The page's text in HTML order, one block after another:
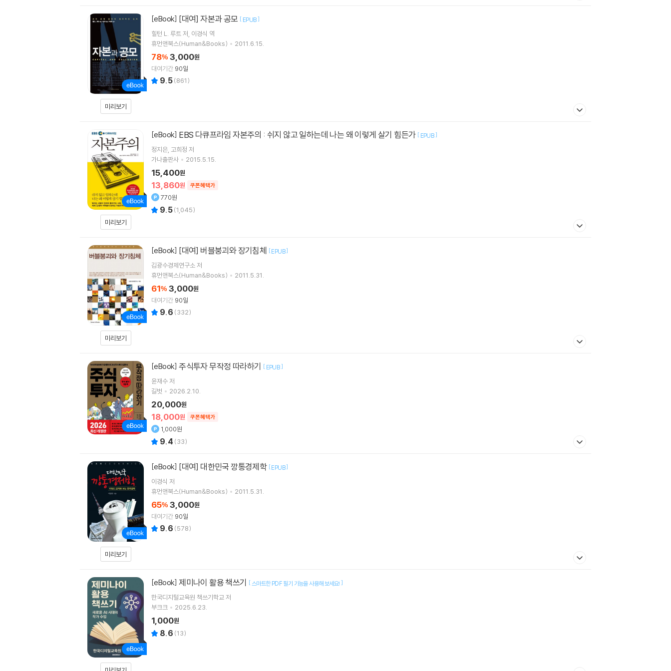
미리보기
[eBook] [대여] 자본과 공모 [ EPUB]
힐턴 L. 루트저 이경식 역
휴먼앤북스(Human&Books)
2011.6.15.
78% 3,000원
대여기간 90일
9.5(861)
미리보기
[eBook] EBS 다큐프라임 자본주의 : 쉬지 않고 일하는데 나는 왜 이렇게 살기 힘든가 [ EPUB]
정지은 고희정 저
가나출판사
2015.5.15.
13,860원 쿠폰혜택가
15,400원
770원
9.5(1,045)
미리보기
[eBook] [대여] 버블붕괴와 장기침체 [EPUB]
김광수경제연구소 저
휴먼앤북스(Human&Books)
2011.5.31.
61% 3,000원
대여기간 90일
9.6 (332)
[eBook] 주식투자 무작정 따라하기 [ EPUB]
윤재수저
길벗
2026.2.10.
18,000원 쿠폰혜택가
20,000원
1,000원
9.4 (33)
미리보기
[eBook] [대여] 대한민국 깡통경제학 [EPUB]
이경식 저
휴먼앤북스(Human&Books)
2011.5.31.
65% 3,000원
대여기간 90일
9.6 (578)
[eBook] 제미나이 활용 책쓰기 [스마트한 PDF 필기 기능을 사용해 보세요!]
한국디지털교육원 책쓰기학교 저
부크크
2025.6.23.
1,000원
8.6 (13)